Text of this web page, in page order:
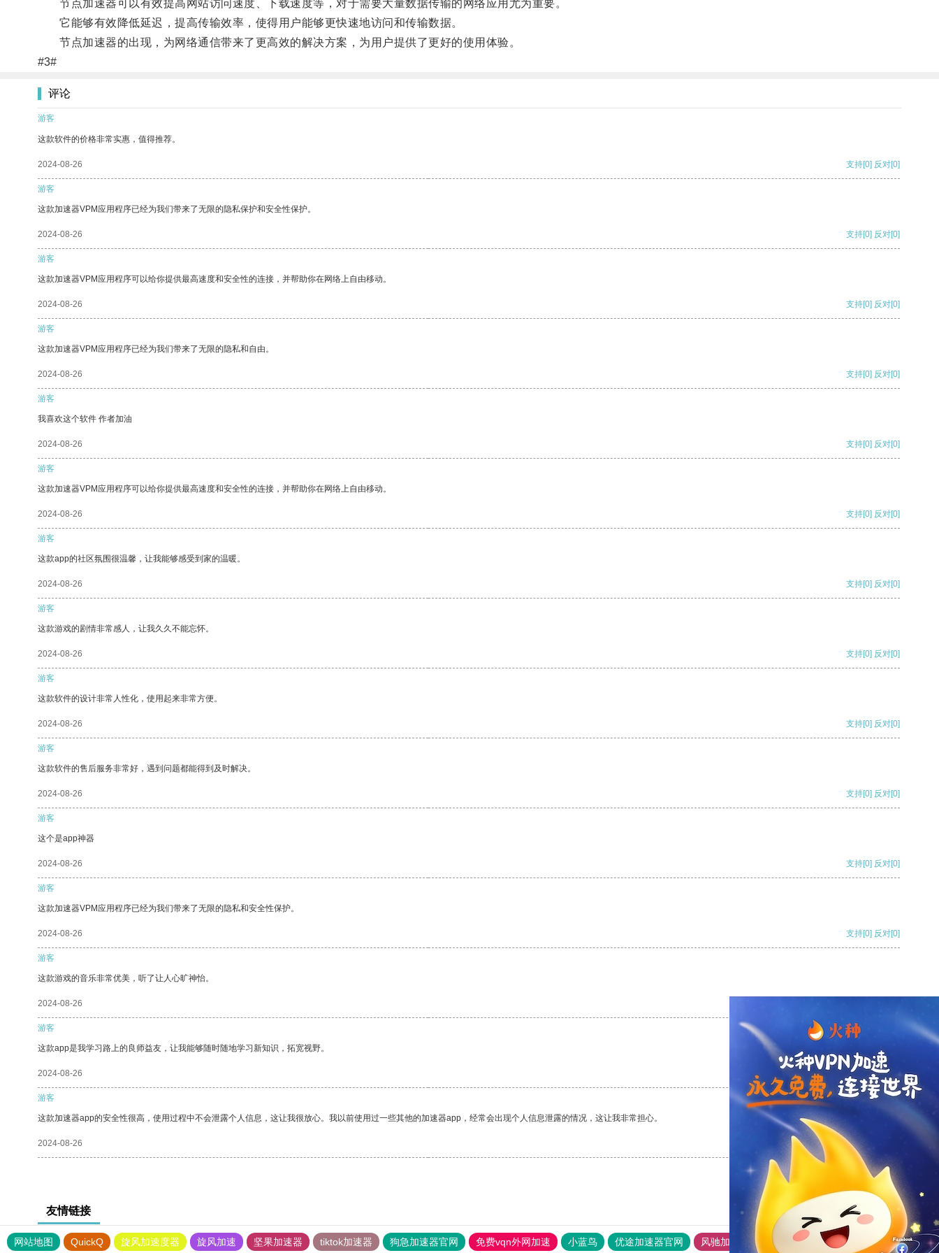
节点加速器可以有效提高网站访问速度、下载速度等，对于需要大量数据传输的网络应用尤为重要。
它能够有效降低延迟，提高传输效率，使得用户能够更快速地访问和传输数据。
节点加速器的出现，为网络通信带来了更高效的解决方案，为用户提供了更好的使用体验。
#3#
评论
游客
这款软件的价格非常实惠，值得推荐。
2024-08-26 支持[0] 反对[0]
游客
这款加速器VPM应用程序已经为我们带来了无限的隐私保护和安全性保护。
2024-08-26 支持[0] 反对[0]
游客
这款加速器VPM应用程序可以给你提供最高速度和安全性的连接，并帮助你在网络上自由移动。
2024-08-26 支持[0] 反对[0]
游客
这款加速器VPM应用程序已经为我们带来了无限的隐私和自由。
2024-08-26 支持[0] 反对[0]
游客
我喜欢这个软件 作者加油
2024-08-26 支持[0] 反对[0]
游客
这款加速器VPM应用程序可以给你提供最高速度和安全性的连接，并帮助你在网络上自由移动。
2024-08-26 支持[0] 反对[0]
游客
这款app的社区氛围很温馨，让我能够感受到家的温暖。
2024-08-26 支持[0] 反对[0]
游客
这款游戏的剧情非常感人，让我久久不能忘怀。
2024-08-26 支持[0] 反对[0]
游客
这款软件的设计非常人性化，使用起来非常方便。
2024-08-26 支持[0] 反对[0]
游客
这款软件的售后服务非常好，遇到问题都能得到及时解决。
2024-08-26 支持[0] 反对[0]
游客
这个是app神器
2024-08-26 支持[0] 反对[0]
游客
这款加速器VPM应用程序已经为我们带来了无限的隐私和安全性保护。
2024-08-26 支持[0] 反对[0]
游客
这款游戏的音乐非常优美，听了让人心旷神怡。
2024-08-26
游客
这款app是我学习路上的良师益友，让我能够随时随地学习新知识，拓宽视野。
2024-08-26 支持 [0] 反对 [0]
游客
这款加速器app的安全性很高，使用过程中不会泄露个人信息，这让我很放心。我以前使用过一些其他的加速器app，经常会出现个人信息泄露的情况，这让我非常担心。
2024-08-26 支持
友情链接
网站地图 QuickQ 旋风加速度器 旋风加速 坚果加速器 tiktok加速器 狗急加速器官网 免费vqn外网加速 小蓝鸟 优途加速器官网 风驰加速器 旋风加速器